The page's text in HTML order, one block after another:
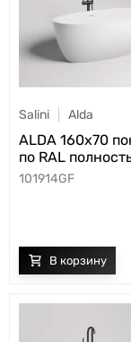
Salini Alda
ALDA 160x70
по RAL
101914GF